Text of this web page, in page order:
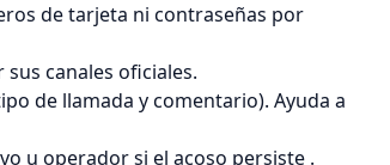
de tarjeta ni contraseñas por
canales oficiales.
de llamada y comentario). Ayuda a
u operador si el acoso persiste .